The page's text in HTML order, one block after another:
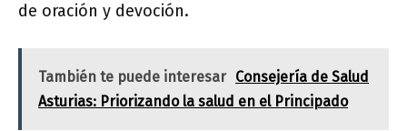
de oración y devoción.
También te puede interesar Consejería de Salud
Asturias: Priorizando la salud en el Principado